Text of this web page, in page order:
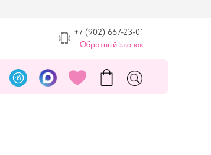
+7 (902) 667-23-01
Обратный звонок